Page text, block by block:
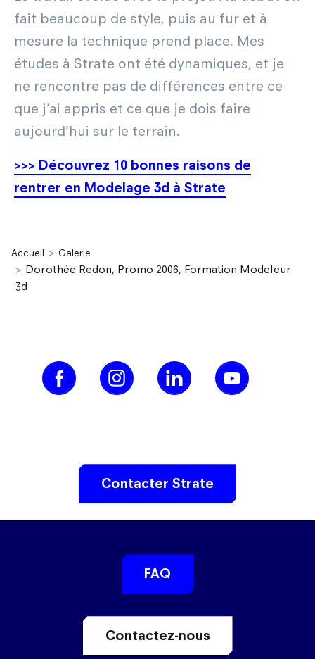
fait beaucoup de style, puis au fur et à
mesure la technique prend place. Mes
études à Strate ont été dynamiques, et je
ne rencontre pas de différences entre ce
que j’ai appris et ce que je dois faire
aujourd’hui sur le terrain.
>>> Découvrez 10 bonnes raisons de
rentrer en Modelage 3d à Strate
Accueil Galerie
Dorothée Redon, Promo 2006, Formation Modeleur
3d
Contacter Strate
FAQ
Contactez-nous